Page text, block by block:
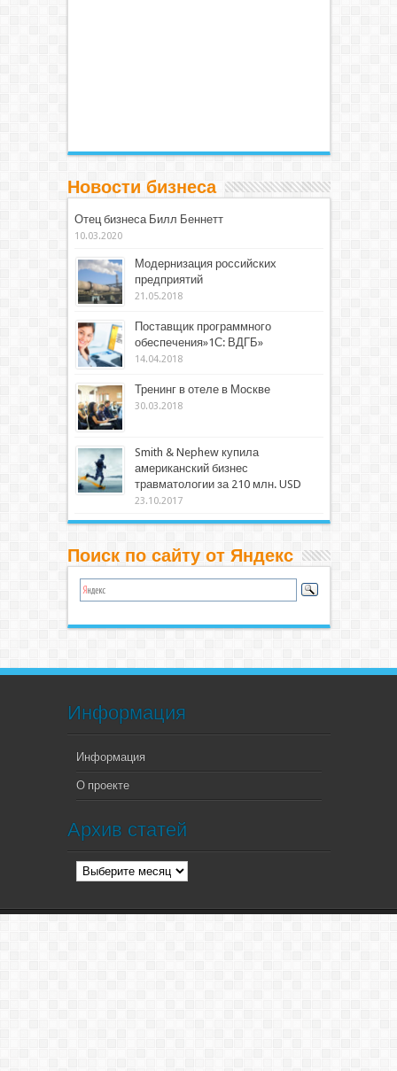
Новости бизнеса
Отец бизнеса Билл Беннетт
10.03.2020
Модернизация российских
предприятий
21.05.2018
Поставщик программного
обеспечения»1С: ВДГБ»
14.04.2018
Тренинг в отеле в Москве
30.03.2018
Smith & Nephew купила
американский бизнес
травматологии за 210 млн. USD
23.10.2017
Поиск по сайту от Яндекс
Информация
Информация
О проекте
Архив статей
Архив
статей